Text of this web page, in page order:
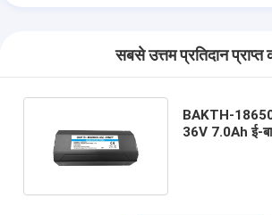
सबसे उत्तम प्रतिदान प्राप्त
BAKTH-
36V 7.0Ah ई-